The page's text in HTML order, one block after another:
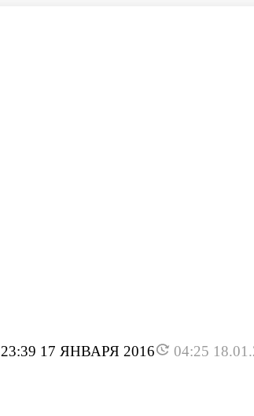
23:39 17 ЯНВАРЯ 2016 04:25